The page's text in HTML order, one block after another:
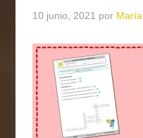
10 junio, 2021 por María